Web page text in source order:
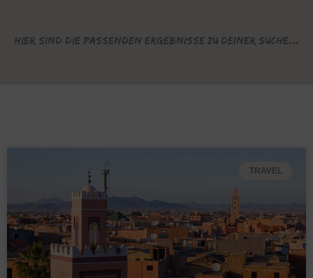
Hier sind die passenden Ergebnisse zu deiner Suche...
TRAVEL